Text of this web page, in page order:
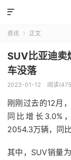

资讯  正文
SUV比亚迪卖
车没落
2023-01-12 阅读
刚刚过去的12月
同比增长3.0%
2054.3万辆，同比
其中，SUV销量